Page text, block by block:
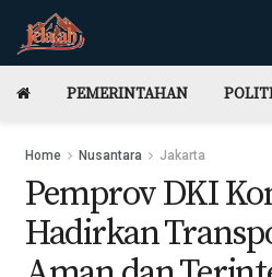
PEMERINTAHAN
Home Nusantara Jakarta
Pemprov DKI
Hadirkan